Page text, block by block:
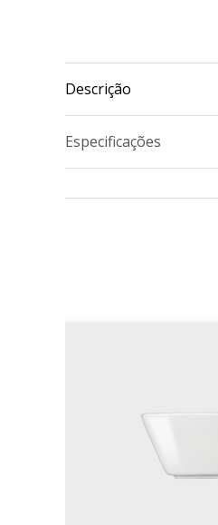
Descrição
Especificações